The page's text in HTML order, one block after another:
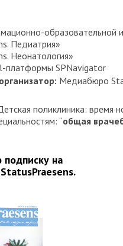
образовательной
Педиатрия»
Неонатология»
платформы SPNavigator
Медиабюро
поликлиника: время
“общая
на